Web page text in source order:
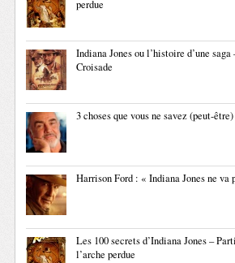
perdue
Indiana Jones ou l’histoire d’une
Croisade
3 choses que vous ne savez (peut-
Harrison Ford : « Indiana Jones ne va
Les 100 secrets d’Indiana Jones –
l’arche perdue